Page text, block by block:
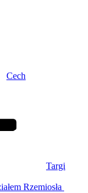
Cech
Targi
Rzemiosła